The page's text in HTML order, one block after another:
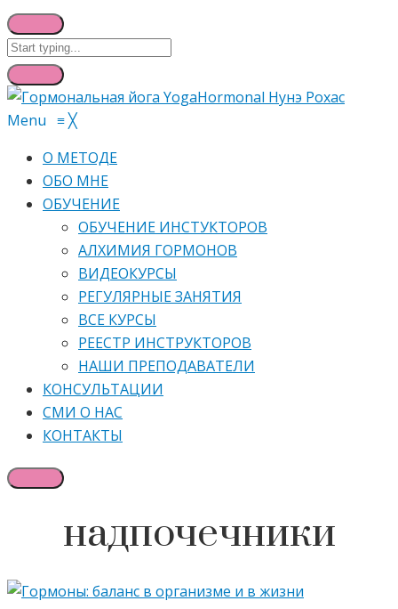
Menu ≡╳
О МЕТОДЕ
ОБО МНЕ
ОБУЧЕНИЕ
ОБУЧЕНИЕ ИНСТУКТОРОВ
АЛХИМИЯ ГОРМОНОВ
ВИДЕОКУРСЫ
РЕГУЛЯРНЫЕ ЗАНЯТИЯ
ВСЕ КУРСЫ
РЕЕСТР ИНСТРУКТОРОВ
НАШИ ПРЕПОДАВАТЕЛИ
КОНСУЛЬТАЦИИ
СМИ О НАС
КОНТАКТЫ
надпочечники